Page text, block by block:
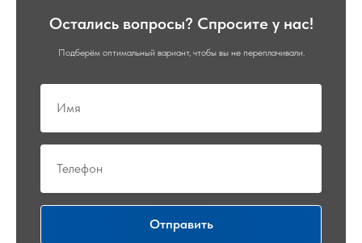
Остались вопросы? Спросите у нас!
Подберём оптимальный вариант, чтобы вы не переплачивали.
Отправить